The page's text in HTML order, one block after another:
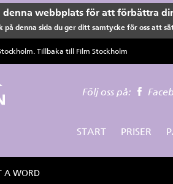
denna webbplats för att förbättra
på denna sida du ger ditt samtycke för oss att
Tillbaka till Film Stockholm
Följ oss på:
START PRISER
A WORD